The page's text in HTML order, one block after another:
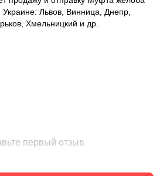
Львов, Винница, Днепр,
Хмельницкий и др.
первый отзыв